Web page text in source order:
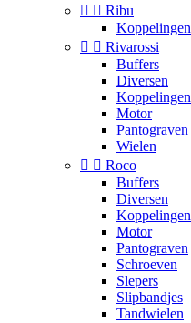
  Ribu
Koppelingen
  Rivarossi
Buffers
Diversen
Koppelingen
Motor
Pantograven
Wielen
  Roco
Buffers
Diversen
Koppelingen
Motor
Pantograven
Schroeven
Slepers
Slipbandjes
Tandwielen